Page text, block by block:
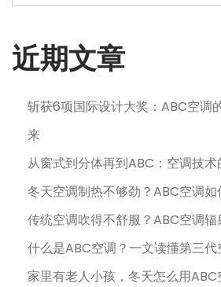
近期文章
斩获6项国际设计大奖：ABC空调
来
从窗式到分体再到ABC：空调技术
冬天空调制热不够劲？ABC空调
传统空调吹得不舒服？ABC空调
什么是ABC空调？一文读懂第三
家里有老人小孩，冬天怎么用ABC